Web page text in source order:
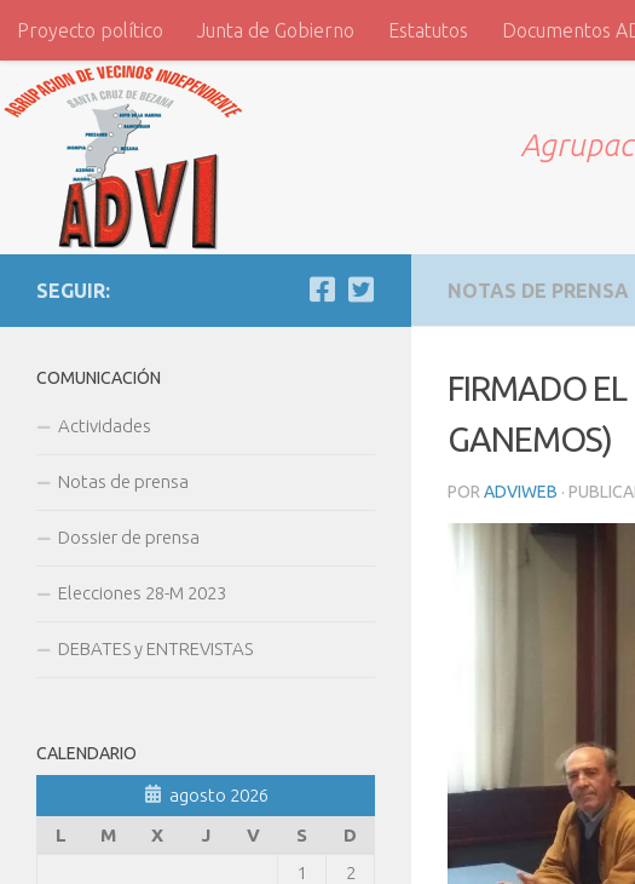
Saltar al contenido
Proyecto político Junta de Gobierno Estatutos Documentos
ADVI
NOTAS DE PRENSA
FIRMADO
GANEMOS)
POR ADVIWEB ·
SEGUIR:
COMUNICACIÓN
Actividades
Notas de prensa
Dossier de prensa
Elecciones 28-M 2023
DEBATES y ENTREVISTAS
CALENDARIO
agosto 2026
L
M X J V S
D
1
2